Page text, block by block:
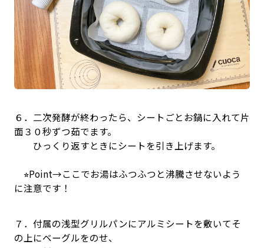
６．二次発酵が終わったら、シートごとお鍋に入れて片
面３０秒ずつ茹でます。
ひっくり返すときにシートを引き上げます。
⭐︎Point→ここでお湯はふつふつと沸騰させないよう
に注意です！
７．付属の浅型グリルパンにアルミシートを敷いてそ
の上にベーグルをのせ、